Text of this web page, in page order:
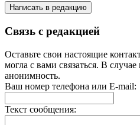
Написать в редакцию
Связь с редакцией
Оставьте свои настоящие
могла с вами связаться. В
анонимность.
Ваш номер телефона или E-mail:
Текст сообщения: